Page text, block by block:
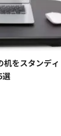
をスタンディ
選